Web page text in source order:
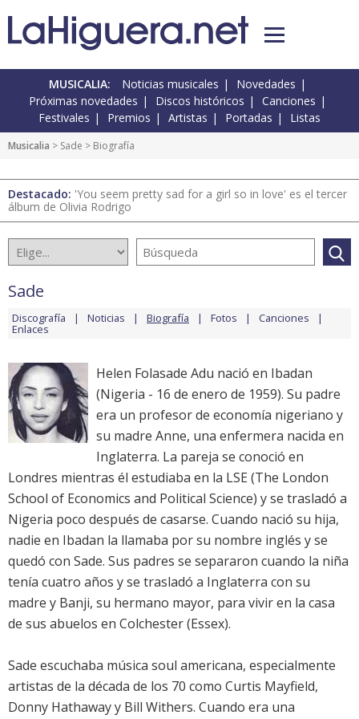
MUSICALIA: Noticias musicales
Novedades
Próximas novedades
Discos históricos
Canciones
Festivales
Premios Artistas Portadas Listas
Musicalia > Sade > Biografía
Destacado: 'You seem pretty sad for a girl so in love' es el tercer
álbum de Olivia Rodrigo
Sade
Discografía Noticias Biografía Fotos Canciones
Enlaces
Helen Folasade Adu nació en Ibadan
(Nigeria - 16 de enero de 1959). Su padre
era un profesor de economía nigeriano y
su madre Anne, una enfermera nacida en
Inglaterra. La pareja se conoció en
Londres mientras él estudiaba en la LSE (The London
School of Economics and Political Science) y se trasladó a
Nigeria poco después de casarse. Cuando nació su hija,
nadie en Ibadan la llamaba por su nombre inglés y se
quedó con Sade. Sus padres se separaron cuando la niña
tenía cuatro años y se trasladó a Inglaterra con su
madre y Banji, su hermano mayor, para vivir en la casa
de sus abuelos en Colchester (Essex).
Sade escuchaba música soul americana, especialmente
artistas de la década de los 70 como Curtis Mayfield,
Donny Hathaway y Bill Withers. Cuando era una